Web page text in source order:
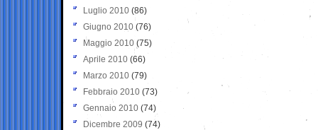
Luglio 2010 (86)
Giugno 2010 (76)
Maggio 2010 (75)
Aprile 2010 (66)
Marzo 2010 (79)
Febbraio 2010 (73)
Gennaio 2010 (74)
Dicembre 2009 (74)